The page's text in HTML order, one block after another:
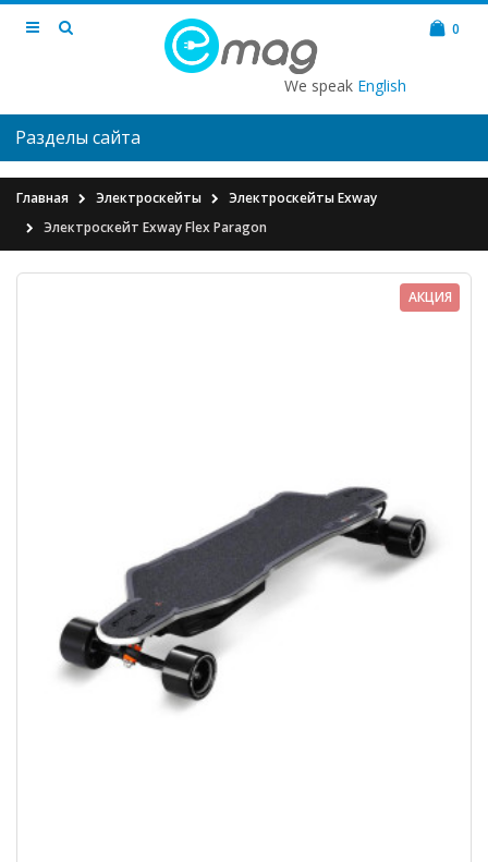
We speak English
0
Разделы сайта
Главная Электроскейты
Электроскейты Exway
Электроскейт Exway Flex Paragon
АКЦИЯ